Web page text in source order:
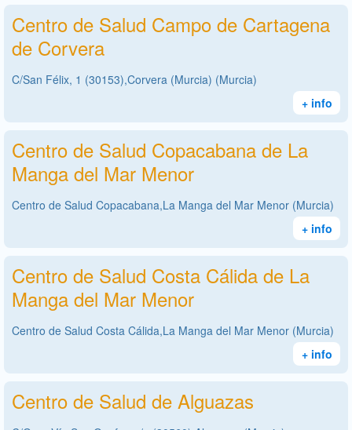
Centro de Salud Campo de Cartagena
de Corvera
C/San Félix, 1 (30153),Corvera (Murcia) (Murcia)
+ info
Centro de Salud Copacabana de La
Manga del Mar Menor
Centro de Salud Copacabana,La Manga del Mar Menor (Murcia)
+ info
Centro de Salud Costa Cálida de La
Manga del Mar Menor
Centro de Salud Costa Cálida,La Manga del Mar Menor (Murcia)
+ info
Centro de Salud de Alguazas